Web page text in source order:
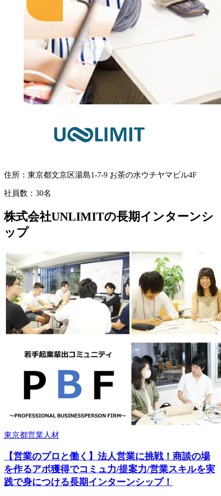
住所： 東京都文京区湯島1-7-9 お茶の水ウチヤマビル4F
社員数： 30名
株式会社UNLIMITの長期インターンシ
ップ
東京都営業 人材
【営業のプロと働く】法人営業に挑戦！商談の場
を作るアポ獲得でコミュ力/提案力/営業スキルを実
践で身につける長期インターンシップ！